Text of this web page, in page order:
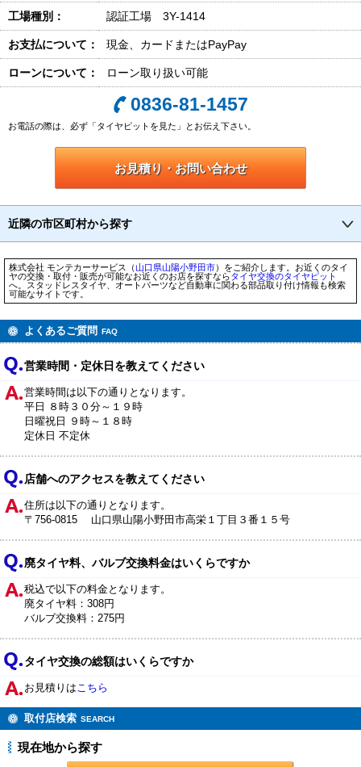
工場種別： 認証工場 3Y-1414
お支払について： 現金、カードまたはPayPay
ローンについて： ローン取り扱い可能
0836-81-1457
お電話の際は、必ず「タイヤピットを見た」とお伝え下さい。
お見積り・お問い合わせ
近隣の市区町村から探す
株式会社 モンテカーサービス（山口県山陽小野田市）をご紹介します。お近くのタイ
ヤの交換・取付・販売が可能なお近くのお店を探すならタイヤ交換のタイヤピット
へ。スタッドレスタイヤ、オートパーツなど自動車に関わる部品取り付け情報も検索
可能なサイトです。
よくあるご質問 FAQ
営業時間・定休日を教えてください
営業時間は以下の通りとなります。
平日 ８時３０分～１９時
日曜祝日 ９時～１８時
定休日 不定休
店舗へのアクセスを教えてください
住所は以下の通りとなります。
〒756-0815 山口県山陽小野田市高栄１丁目３番１５号
廃タイヤ料、バルブ交換料金はいくらですか
税込で以下の料金となります。
廃タイヤ料：308円
バルブ交換料：275円
タイヤ交換の総額はいくらですか
お見積りはこちら
取付店検索 SEARCH
現在地から探す